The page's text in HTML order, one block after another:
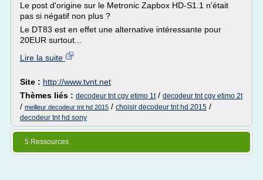
Le post d'origine sur le Metronic Zapbox HD-S1.1 n'était
pas si négatif non plus ?
Le DT83 est en effet une alternative intéressante pour
20EUR surtout...
Lire la suite
Site : http://www.tvnt.net
Thèmes liés : decodeur tnt cgv etimo 1t/ decodeur tnt cgv etimo 2t
/ meilleur decodeur tnt hd 2015 / choisir decodeur tnt hd 2015 /
decodeur tnt hd sony
5 Ressources